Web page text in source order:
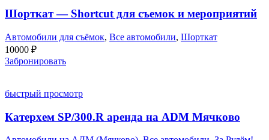
Шорткат — Shortcut для съемок и мероприятий
Автомобили для съёмок, Все автомобили, Шорткат
10000 ₽
Забронировать
быстрый просмотр
Катерхем SP/300.R аренда на ADM Мячково